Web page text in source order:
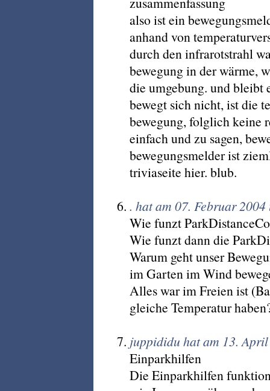
also ist ein
anhand von
durch den infrarotstrahl
bewegung in der wärme,
die umgebung. und bleibt
bewegt sich nicht, ist die
bewegung, folglich keine
einfach und zu sagen,
bewegungsmelder ist
triviaseite hier. blub.
. hat am 07. Februar
Wie funzt
Wie funzt dann die
Warum geht unser
im Garten im Wind
Alles war im Freien ist
gleiche Temperatur
juppididu hat am 13.
Einparkhilfen
Die Einparkhilfen